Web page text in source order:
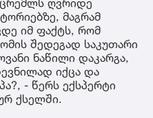
მაგრამ
იმ ფაქტს, რომ
შედეგად საკუთარი
ნაწილი დაკარგა,
იქცა და
- წერს ექსპერტი
ქსელში.